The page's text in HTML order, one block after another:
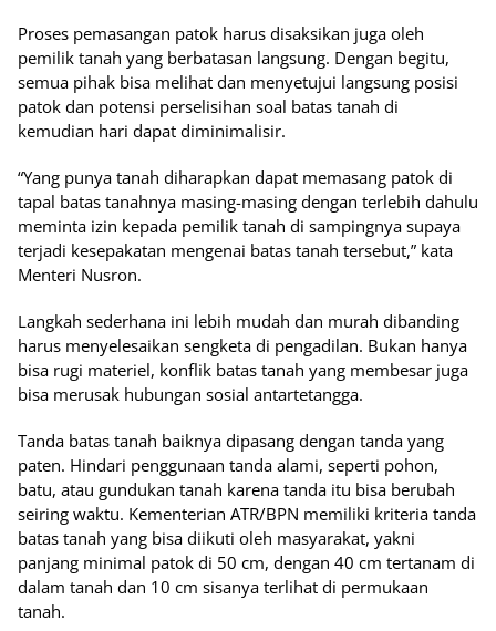
Proses pemasangan patok harus disaksikan juga oleh
pemilik tanah yang berbatasan langsung. Dengan begitu,
semua pihak bisa melihat dan menyetujui langsung posisi
patok dan potensi perselisihan soal batas tanah di
kemudian hari dapat diminimalisir.
“Yang punya tanah diharapkan dapat memasang patok di
tapal batas tanahnya masing-masing dengan terlebih dahulu
meminta izin kepada pemilik tanah di sampingnya supaya
terjadi kesepakatan mengenai batas tanah tersebut,” kata
Menteri Nusron.
Langkah sederhana ini lebih mudah dan murah dibanding
harus menyelesaikan sengketa di pengadilan. Bukan hanya
bisa rugi materiel, konflik batas tanah yang membesar juga
bisa merusak hubungan sosial antartetangga.
Tanda batas tanah baiknya dipasang dengan tanda yang
paten. Hindari penggunaan tanda alami, seperti pohon,
batu, atau gundukan tanah karena tanda itu bisa berubah
seiring waktu. Kementerian ATR/BPN memiliki kriteria tanda
batas tanah yang bisa diikuti oleh masyarakat, yakni
panjang minimal patok di 50 cm, dengan 40 cm tertanam di
dalam tanah dan 10 cm sisanya terlihat di permukaan
tanah.